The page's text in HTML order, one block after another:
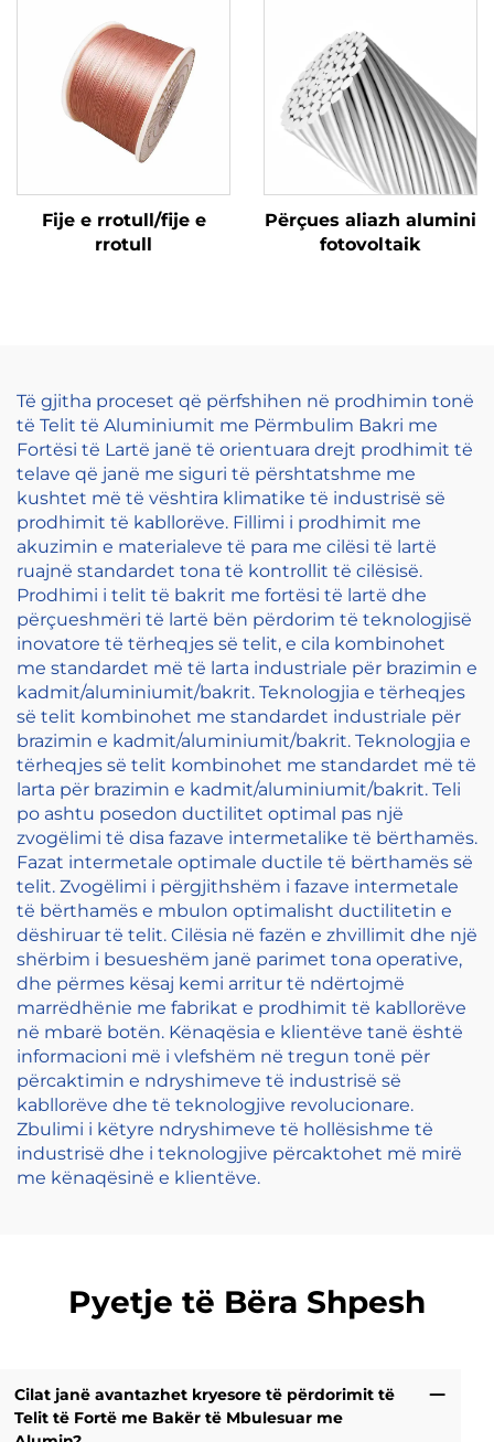
Fije e rrotull/fije e
rrotull
Përçues aliazh alumini
fotovoltaik
Të gjitha proceset që përfshihen në prodhimin tonë
të Telit të Aluminiumit me Përmbulim Bakri me
Fortësi të Lartë janë të orientuara drejt prodhimit të
telave që janë me siguri të përshtatshme me
kushtet më të vështira klimatike të industrisë së
prodhimit të kabllorëve. Fillimi i prodhimit me
akuzimin e materialeve të para me cilësi të lartë
ruajnë standardet tona të kontrollit të cilësisë.
Prodhimi i telit të bakrit me fortësi të lartë dhe
përçueshmëri të lartë bën përdorim të teknologjisë
inovatore të tërheqjes së telit, e cila kombinohet
me standardet më të larta industriale për brazimin e
kadmit/aluminiumit/bakrit. Teknologjia e tërheqjes
së telit kombinohet me standardet industriale për
brazimin e kadmit/aluminiumit/bakrit. Teknologjia e
tërheqjes së telit kombinohet me standardet më të
larta për brazimin e kadmit/aluminiumit/bakrit. Teli
po ashtu posedon ductilitet optimal pas një
zvogëlimi të disa fazave intermetalike të bërthamës.
Fazat intermetale optimale ductile të bërthamës së
telit. Zvogëlimi i përgjithshëm i fazave intermetale
të bërthamës e mbulon optimalisht ductilitetin e
dëshiruar të telit. Cilësia në fazën e zhvillimit dhe një
shërbim i besueshëm janë parimet tona operative,
dhe përmes kësaj kemi arritur të ndërtojmë
marrëdhënie me fabrikat e prodhimit të kabllorëve
në mbarë botën. Kënaqësia e klientëve tanë është
informacioni më i vlefshëm në tregun tonë për
përcaktimin e ndryshimeve të industrisë së
kabllorëve dhe të teknologjive revolucionare.
Zbulimi i këtyre ndryshimeve të hollësishme të
industrisë dhe i teknologjive përcaktohet më mirë
me kënaqësinë e klientëve.
Pyetje të Bëra Shpesh
Cilat janë avantazhet kryesore të përdorimit të
Telit të Fortë me Bakër të Mbulesuar me